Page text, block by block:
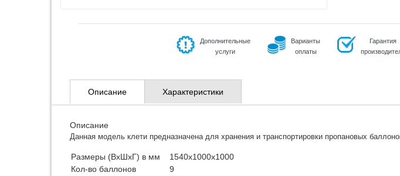
Дополнительные
услуги
Варианты
оплаты
Гарантия
Описание Характеристики
Описание
Данная модель клети предназначена для хранения и транспортировки пропановых
Размеры (ВхШхГ) в мм
1540x1000x1000
Кол-во баллонов
9